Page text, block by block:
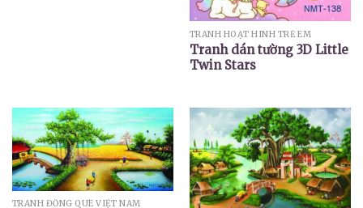
TRANH HOẠT HÌNH TRẺ EM
Tranh dán tường 3D Little
Twin Stars
TRANH ĐỒNG QUÊ VIỆT NAM